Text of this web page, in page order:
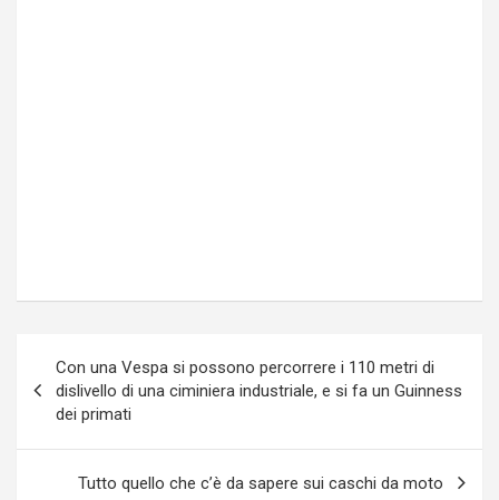
articoli
Con una Vespa si possono percorrere i 110 metri di
dislivello di una ciminiera industriale, e si fa un Guinness
dei primati
Tutto quello che c’è da sapere sui caschi da moto